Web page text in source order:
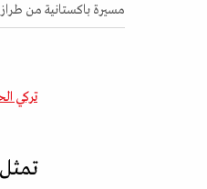
مسيرة باكستانية من طراز Shahpar-III وخلفها نماذج صواريخ في معرض الدفاع العالمي، الرياض 9 فبراير 2026
تركي